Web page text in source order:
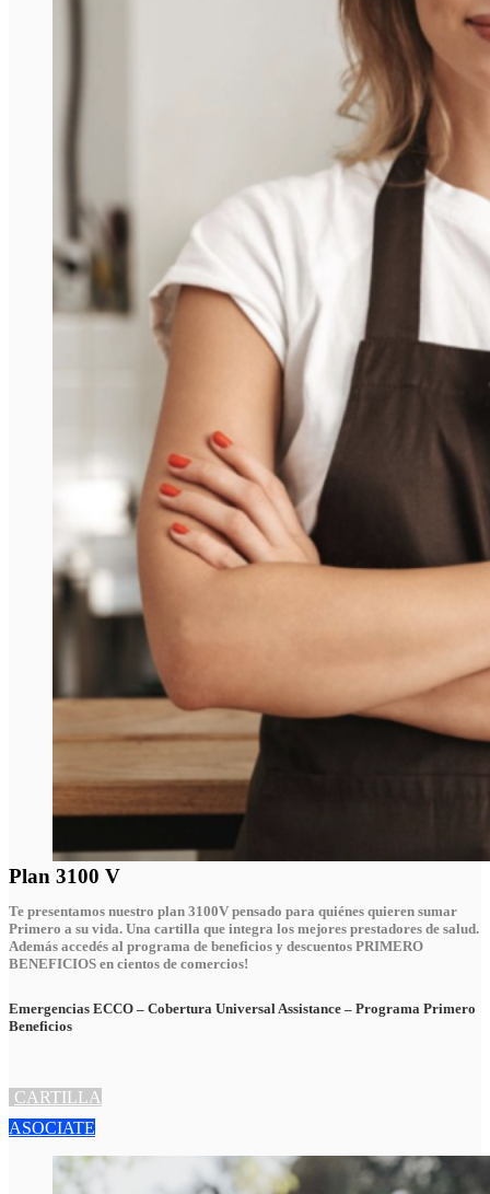
Plan 3100 V
Te presentamos nuestro plan 3100V pensado para quiénes quieren sumar
Primero a su vida. Una cartilla que integra los mejores prestadores de salud.
Además accedés al programa de beneficios y descuentos PRIMERO
BENEFICIOS en cientos de comercios!
Emergencias ECCO – Cobertura Universal Assistance – Programa Primero
Beneficios
CARTILLA
ASOCIATE